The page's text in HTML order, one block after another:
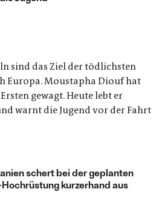
sind das Ziel der tödlichsten
Europa. Moustapha Diouf hat
gewagt. Heute lebt er
warnt die Jugend vor der Fahrt
schert bei der geplanten
Hochrüstung kurzerhand aus